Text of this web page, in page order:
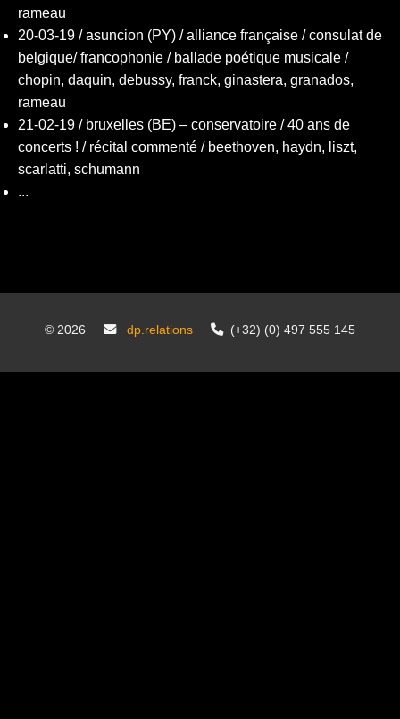
rameau
20-03-19 / asuncion (PY) / alliance française / consulat de
belgique/ francophonie / ballade poétique musicale /
chopin, daquin, debussy, franck, ginastera, granados,
rameau
21-02-19 / bruxelles (BE) – conservatoire / 40 ans de
concerts ! / récital commenté / beethoven, haydn, liszt,
scarlatti, schumann
...
© 2026 dp.relations (+32) (0) 497 555 145